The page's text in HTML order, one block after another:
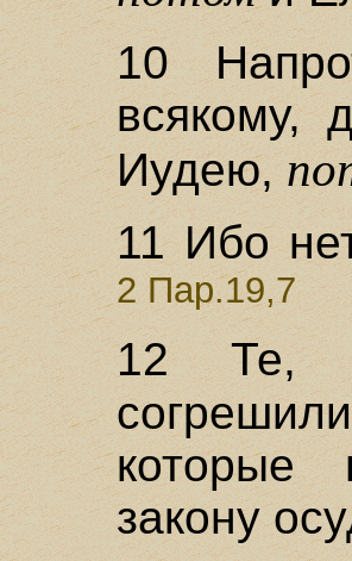
10
всякому,
Иудею,
11 Ибо
2 Пар.19,7
12 Те,
которые
закону